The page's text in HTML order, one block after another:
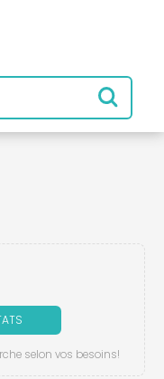
selon vos besoins!